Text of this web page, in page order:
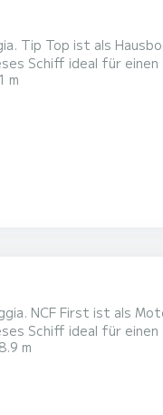
Tip Top ist als
für einen Törn von einer
Mit einer
m
NCF First ist als
für einen Törn von einer
Mit einer
8.9 m